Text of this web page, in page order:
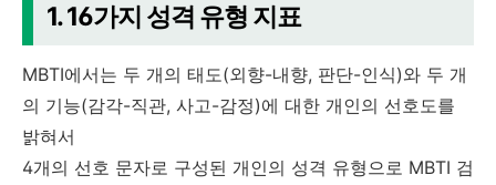
1. 16가지 성격 유형 지표
MBTI에서는 두 개의 태도(외향-내향, 판단-인식)와 두 개
의 기능(감각-직관, 사고-감정)에 대한 개인의 선호도를
밝혀서
4개의 선호 문자로 구성된 개인의 성격 유형으로 MBTI 검